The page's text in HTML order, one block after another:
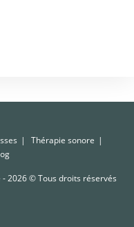
Thérapie sonore
2026 © Tous droits réservés